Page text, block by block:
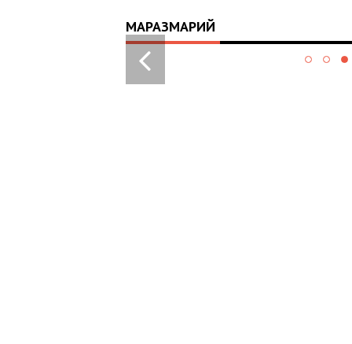
МАРАЗМАРИЙ